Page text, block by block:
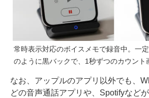
常時表示対応のボイスメモで録音中。一
のように黒バックで、1秒ずつのカウント
なお、アップルのアプリ以外でも、
どの音声通話アプリや、Spotifyなど